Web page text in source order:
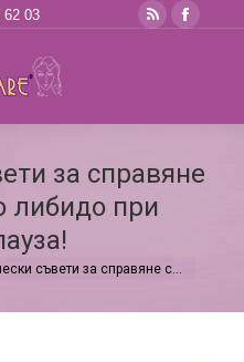
62 03
Rss
new new
за справяне
либидо при
съвети за справяне с…